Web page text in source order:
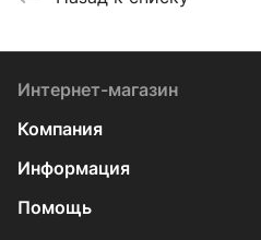
Интернет-магазин
Компания
Информация
Помощь